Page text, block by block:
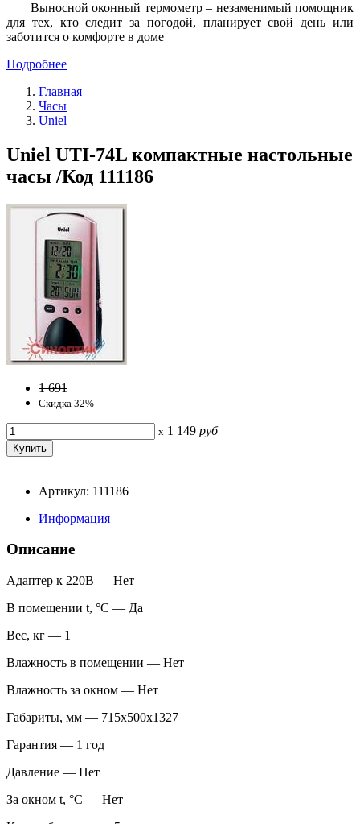
Выносной оконный термометр – незаменимый помощник
для тех, кто следит за погодой, планирует свой день или
заботится о комфорте в доме
Подробнее
Главная
Часы
Uniel
Uniel UTI-74L компактные настольные
часы /Код 111186
1 691
Скидка 32%
x 1 149 руб
Артикул: 111186
Информация
Описание
Адаптер к 220В — Нет
В помещении t, °С — Да
Вес, кг — 1
Влажность в помещении — Нет
Влажность за окном — Нет
Габариты, мм — 715x500x1327
Гарантия — 1 год
Давление — Нет
За окном t, °С — Нет